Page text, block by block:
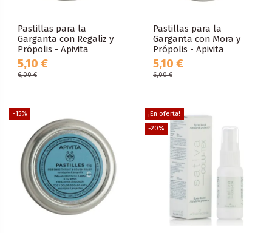
Pastillas para la
Garganta con Regaliz y
Própolis - Apivita
5,10 €
6,00 €
Pastillas para la
Garganta con Mora y
Própolis - Apivita
5,10 €
6,00 €
-15%
¡En oferta!
-20%